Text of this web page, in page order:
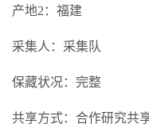
产地2：福建
采集人：采集队
保藏状况：完整
共享方式：合作研究共